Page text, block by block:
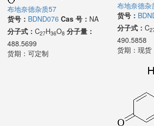
布地奈德杂质57
货号： BDND076 Cas 号： NA
分子式： C27H36O8 分子量：
488.5699
货期： 可定制
布地奈德杂
货号：
分子式： C
490.5858
货期： 现货